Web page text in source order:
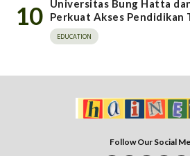
10
Universitas Bung Hatta
Perkuat Akses Pendidikan
EDUCATION
Follow Our Social